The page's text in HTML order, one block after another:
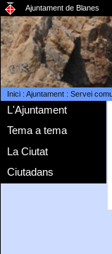
Ajuntament de Blanes
Inici: Ajuntament: Servei
L'Ajuntament
Tema a tema
La Ciutat
Ciutadans